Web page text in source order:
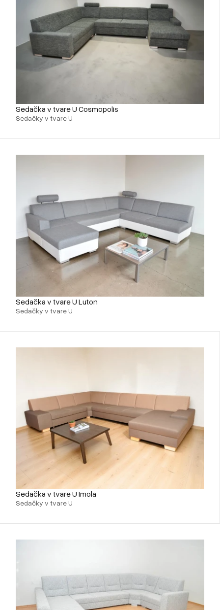
Sedačka v tvare U Cosmopolis
Sedačky v tvare U
Sedačka v tvare U Luton
Sedačky v tvare U
Sedačka v tvare U Imola
Sedačky v tvare U